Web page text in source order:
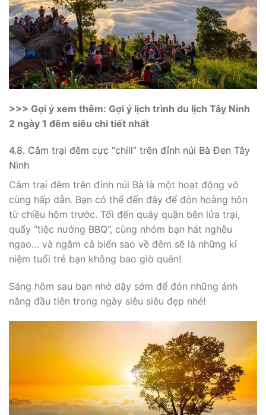
>>> Gợi ý xem thêm: Gợi ý lịch trình du lịch Tây Ninh
2 ngày 1 đêm siêu chi tiết nhất
4.8. Cắm trại đêm cực “chill” trên đỉnh núi Bà Đen Tây
Ninh
Cắm trại đêm trên đỉnh núi Bà là một hoạt động vô
cùng hấp dẫn. Bạn có thể đến đây để đón hoàng hôn
từ chiều hôm trước. Tối đến quây quần bên lửa trại,
quẩy “tiệc nướng BBQ”, cùng nhóm bạn hát nghêu
ngao… và ngắm cả biển sao về đêm sẽ là những kỉ
niệm tuổi trẻ bạn không bao giờ quên!
Sáng hôm sau bạn nhớ dậy sớm để đón những ánh
nắng đầu tiên trong ngày siêu siêu đẹp nhé!